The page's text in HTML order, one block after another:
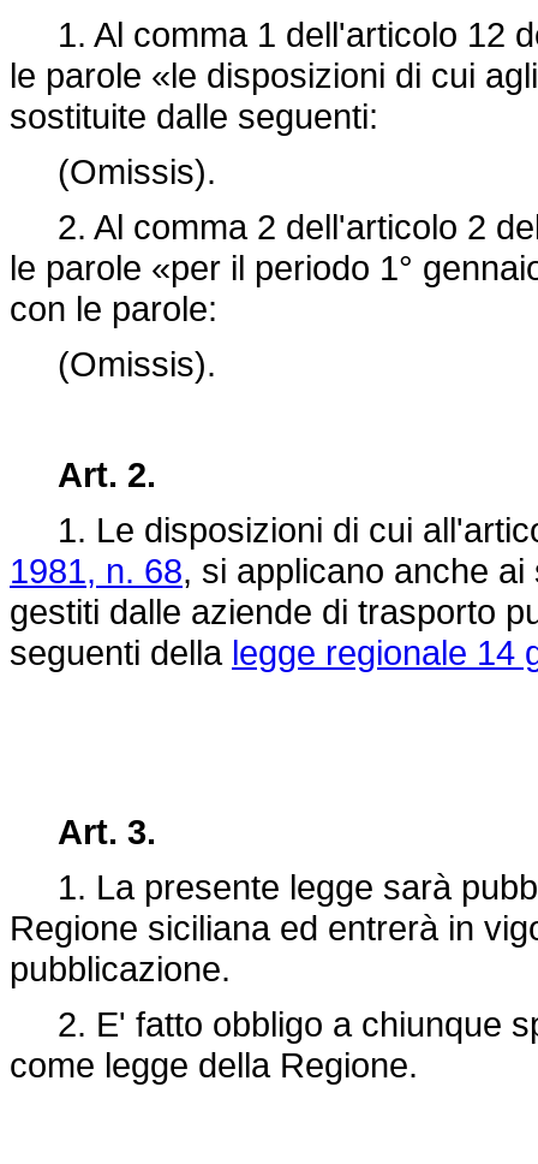
1. Al comma 1 dell'articolo 12
le parole «le disposizioni di cui
sostituite dalle seguenti:
(Omissis).
2. Al comma 2 dell'articolo 2
le parole «per il periodo 1°
con le parole:
(Omissis).
Art. 2.
1. Le disposizioni di cui
1981, n. 68, si applicano anche
gestiti dalle aziende di trasporto
seguenti della legge regionale 14
Art. 3.
1. La presente legge sarà
Regione siciliana ed entrerà in
pubblicazione.
2. E' fatto obbligo a chiunque
come legge della Regione.